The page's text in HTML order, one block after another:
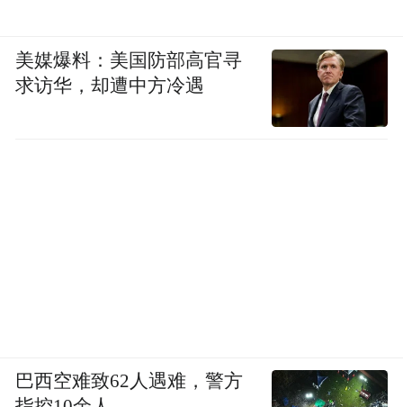
美媒爆料：美国防部高官寻
求访华，却遭中方冷遇
巴西空难致62人遇难，警方